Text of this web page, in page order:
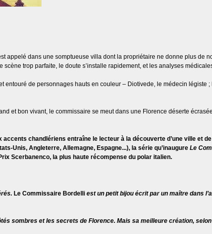
appelé dans une somptueuse villa dont la propriétaire ne donne plus de
scène trop parfaite, le doute s’installe rapidement, et les analyses
entouré de personnages hauts en couleur – Diotivede, le médecin
et bon vivant, le commissaire se meut dans une Florence déserte
chandlériens entraîne le lecteur à la découverte d’une ville et
Unis, Angleterre, Allemagne, Espagne...), la série qu’inaugure Le
Scerbanenco, la plus haute récompense du polar italien.
Le Commissaire Bordelli est un petit bijou écrit par un maître dans
sombres et les secrets de Florence. Mais sa meilleure création,